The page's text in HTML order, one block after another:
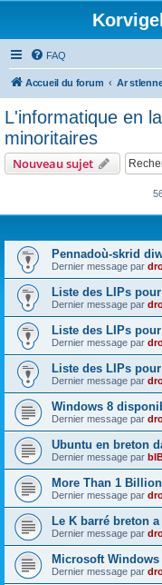
FAQ
Accueil du forum
L'informatique en
minoritaires
Nouveau sujet
Pennadoù-skrid
Dernier message par
Liste des LIPs
Dernier message par
Liste des LIPs
Dernier message par
Liste des LIPs
Dernier message par
Windows 8
Dernier message par
Ubuntu en breton
Dernier message par
More Than 1
Dernier message par
Le K barré breton
Dernier message par
Microsoft
Dernier message par